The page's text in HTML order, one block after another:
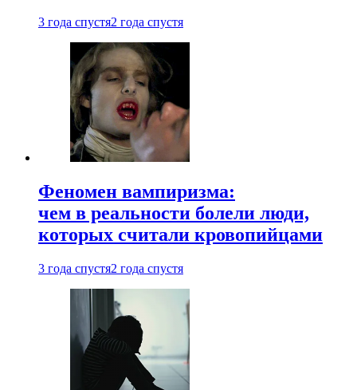
3 года спустя2 года спустя
Феномен вампиризма:
чем в реальности болели люди,
которых считали кровопийцами
3 года спустя2 года спустя